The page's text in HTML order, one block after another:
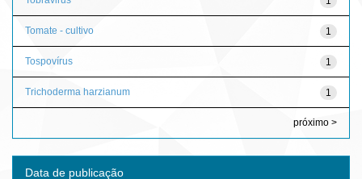
1
Tomate - cultivo
1
Tospovírus
1
Trichoderma harzianum
próximo >
Data de publicação